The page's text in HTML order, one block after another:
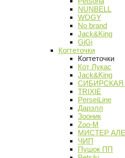
NUNBELL
WOGY
No brand
Jack&King
GiGi
Когтеточки
Когтеточки
Кот Лукас
Jack&King
TRIXIE
PerseiLine
Дарэлл
Зооник
Zoo-M
МИСТЕР
ЧИП
Пушок ПП